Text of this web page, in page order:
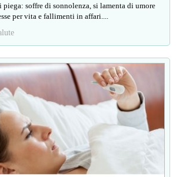
piega: soffre di sonnolenza, si lamenta di umore
per vita e fallimenti in affari....